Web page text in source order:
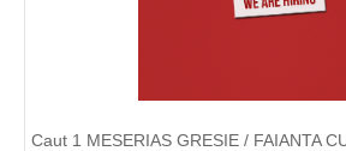
Caut 1 MESERIAS GRESIE / FAIANTA